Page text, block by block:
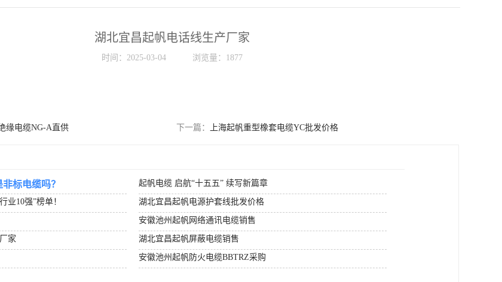
湖北宜昌起帆电话线生产厂家
时间：2025-03-04 浏览量：1877
缘电缆NG-A直供 下一篇： 上海起帆重型橡套电缆YC批发价格
标电缆吗？ 起帆电缆 启航“十五五” 续写新篇章
业10强”榜单！ 湖北宜昌起帆电源护套线批发价格
安徽池州起帆网络通讯电缆销售
家 湖北宜昌起帆屏蔽电缆销售
安徽池州起帆防火电缆BBTRZ采购